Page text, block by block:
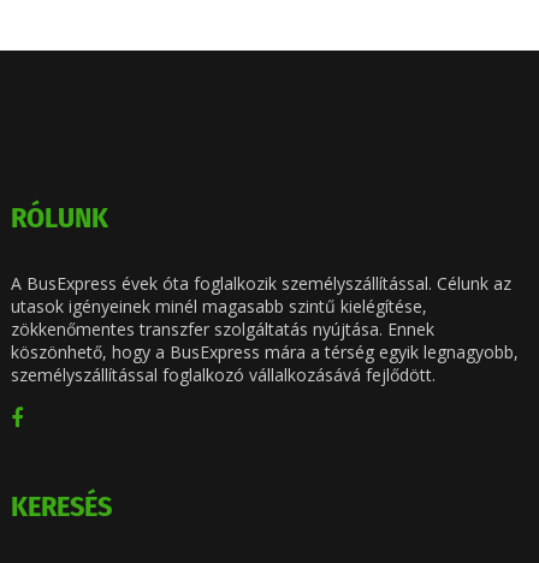
RÓLUNK
A BusExpress évek óta foglalkozik személyszállítással. Célunk az
utasok igényeinek minél magasabb szintű kielégítése,
zökkenőmentes transzfer szolgáltatás nyújtása. Ennek
köszönhető, hogy a BusExpress mára a térség egyik legnagyobb,
személyszállítással foglalkozó vállalkozásává fejlődött.
KERESÉS